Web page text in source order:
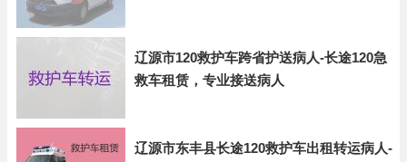
辽源市120救护车跨省护送病人-长途120急
救车租赁，专业接送病人
辽源市东丰县长途120救护车出租转运病人-